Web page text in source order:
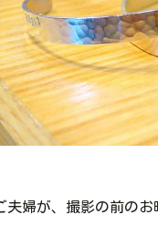
婦が、撮影の前の